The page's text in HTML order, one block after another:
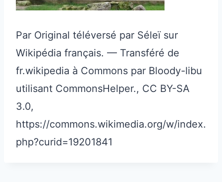
Par Original téléversé par Séleï sur
Wikipédia français. — Transféré de
fr.wikipedia à Commons par Bloody-libu
utilisant CommonsHelper., CC BY-SA
3.0,
https://commons.wikimedia.org/w/index.
php?curid=19201841